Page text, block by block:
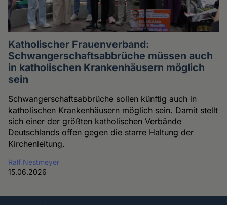
Katholischer Frauenverband:
Schwangerschaftsabbrüche müssen auch
in katholischen Krankenhäusern möglich
sein
Schwangerschaftsabbrüche sollen künftig auch in
katholischen Krankenhäusern möglich sein. Damit stellt
sich einer der größten katholischen Verbände
Deutschlands offen gegen die starre Haltung der
Kirchenleitung.
Ralf Nestmeyer
15.06.2026